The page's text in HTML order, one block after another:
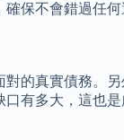
保不會錯過任
的真實債務。
有多大，這也